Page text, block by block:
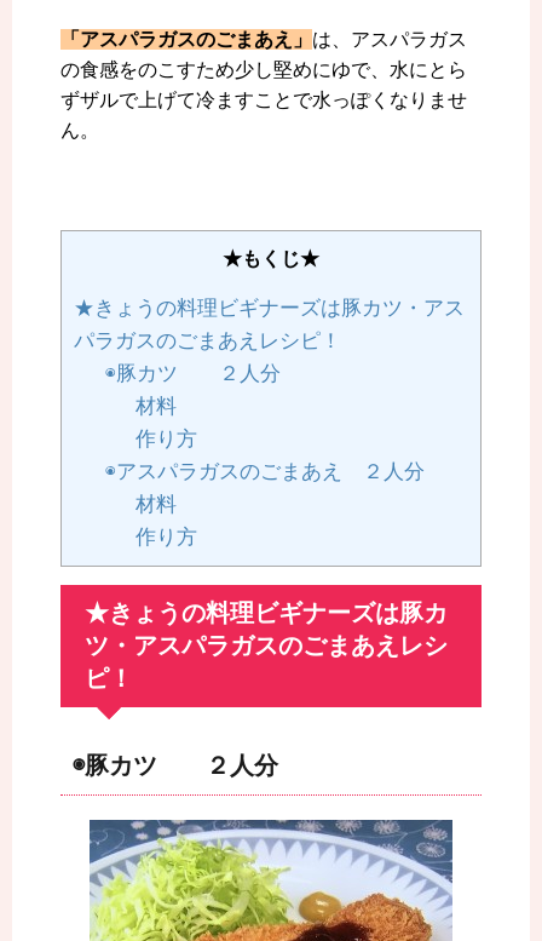
「アスパラガスのごまあえ」 は、アスパラガス
の食感をのこすため少し堅めにゆで、水にとら
ずザルで上げて冷ますことで水っぽくなりませ
ん。
★もくじ★
★きょうの料理ビギナーズは豚カツ・アス
パラガスのごまあえレシピ！
◉豚カツ ２人分
材料
作り方
◉アスパラガスのごまあえ ２人分
材料
作り方
★きょうの料理ビギナーズは豚カ
ツ・アスパラガスのごまあえレシ
ピ！
◉豚カツ ２人分